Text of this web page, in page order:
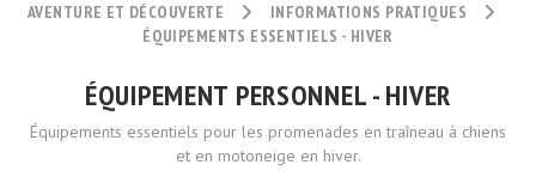
AVENTURE ET DÉCOUVERTE
INFORMATIONS PRATIQUES
ÉQUIPEMENTS ESSENTIELS - HIVER
ÉQUIPEMENT PERSONNEL - HIVER
Équipements essentiels pour les promenades en traîneau à chiens
et en motoneige en hiver.